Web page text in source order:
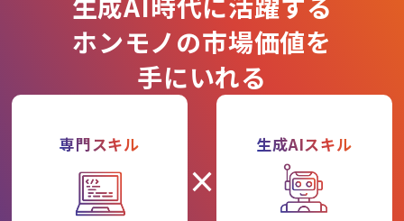
ホンモノの市場価値を
手にいれる
専門スキル
×
生成AIスキル